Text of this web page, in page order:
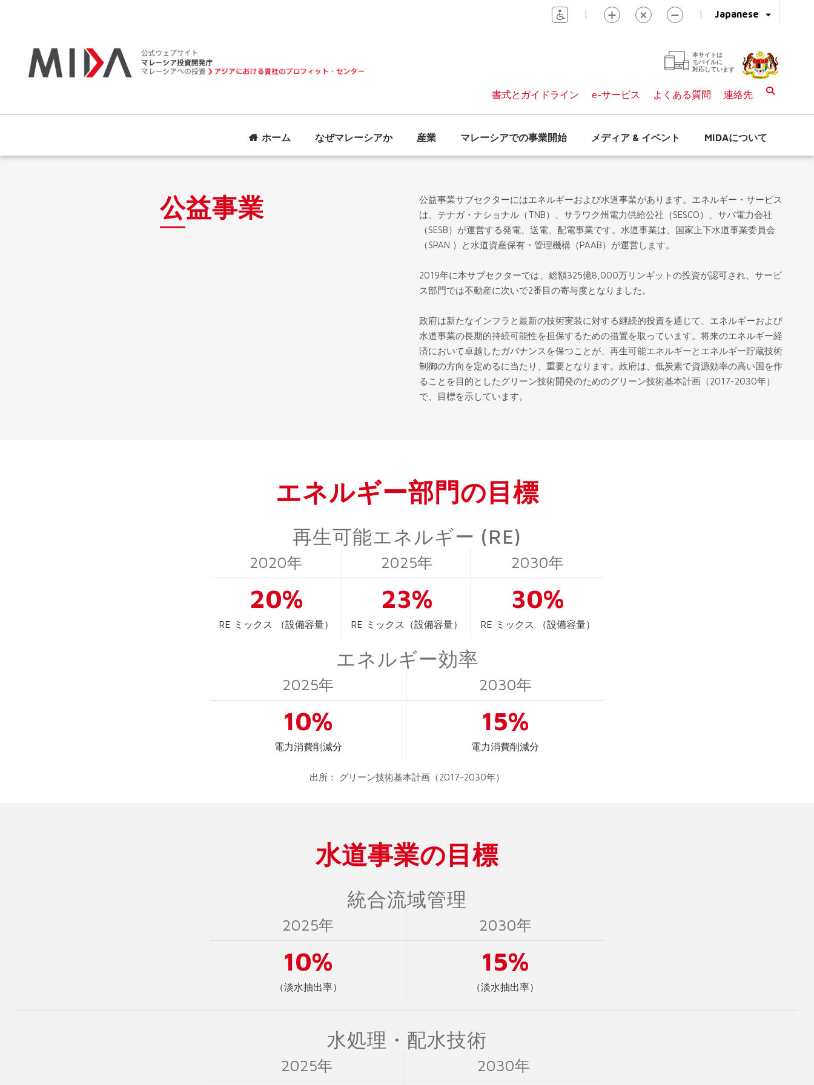
Japanese
| |
本サイトは
モバイルに
対応しています
書式とガイドライン e-サービス よくある質問 連絡先
ホーム なぜマレーシアか 産業 マレーシアでの事業開始 メディア & イベント MIDAについて
公益事業
公益事業サブセクターにはエネルギーおよび水道事業があります。エネルギー・サービス
は、テナガ・ナショナル（TNB）、サラワク州電力供給公社（SESCO）、サバ電力会社
（SESB）が運営する発電、送電、配電事業です。水道事業は、国家上下水道事業委員会
（SPAN ）と水道資産保有・管理機構（PAAB）が運営します。
2019年に本サブセクターでは、総額325億8,000万リンギットの投資が認可され、サービ
ス部門では不動産に次いで2番目の寄与度となりました。
政府は新たなインフラと最新の技術実装に対する継続的投資を通じて、エネルギーおよび
水道事業の長期的持続可能性を担保するための措置を取っています。将来のエネルギー経
済において卓越したガバナンスを保つことが、再生可能エネルギーとエネルギー貯蔵技術
制御の方向を定めるに当たり、重要となります。政府は、低炭素で資源効率の高い国を作
ることを目的としたグリーン技術開発のためのグリーン技術基本計画（2017-2030年）
で、目標を示しています。
エネルギー部門の目標
再生可能エネルギー (RE)
2020年 2025年 2030年
20%
RE ミックス （設備容量）
23%
RE ミックス（設備容量）
30%
RE ミックス （設備容量）
エネルギー効率
2025年 2030年
10%
電力消費削減分
15%
電力消費削減分
出所： グリーン技術基本計画（2017-2030年）
水道事業の目標
統合流域管理
2025年 2030年
10%
（淡水抽出率）
15%
（淡水抽出率）
水処理・配水技術
2025年 2030年